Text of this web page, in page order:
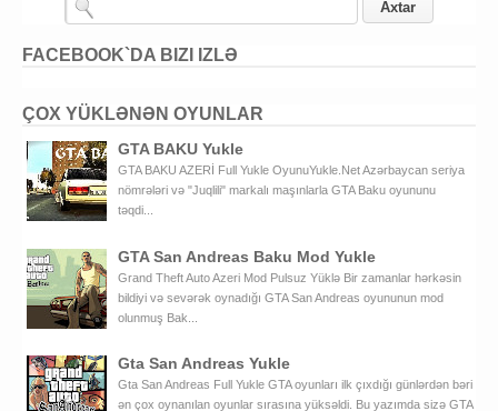
FACEBOOK`DA BIZI IZLƏ
ÇOX YÜKLƏNƏN OYUNLAR
GTA BAKU Yukle
GTA BAKU AZERİ Full Yukle OyunuYukle.Net Azərbaycan seriya
nömrələri və "Juqlili" markalı maşınlarla GTA Baku oyununu
təqdi...
GTA San Andreas Baku Mod Yukle
Grand Theft Auto Azeri Mod Pulsuz Yüklə Bir zamanlar hərkəsin
bildiyi və sevərək oynadığı GTA San Andreas oyununun mod
olunmuş Bak...
Gta San Andreas Yukle
Gta San Andreas Full Yukle GTA oyunları ilk çıxdığı günlərdən bəri
ən çox oynanılan oyunlar sırasına yüksəldi. Bu yazımda sizə GTA